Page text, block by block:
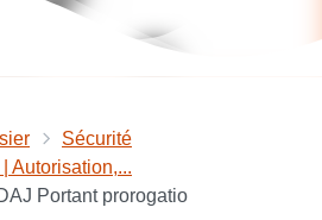
Sécurité
Autorisation,...
Portant prorogatio